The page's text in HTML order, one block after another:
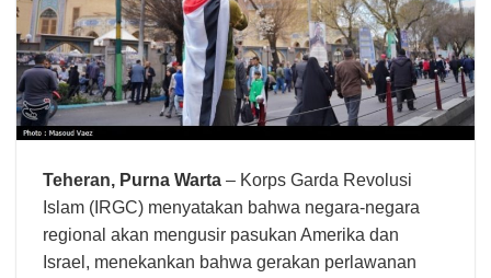
Teheran, Purna Warta – Korps Garda Revolusi
Islam (IRGC) menyatakan bahwa negara-negara
regional akan mengusir pasukan Amerika dan
Israel, menekankan bahwa gerakan perlawanan